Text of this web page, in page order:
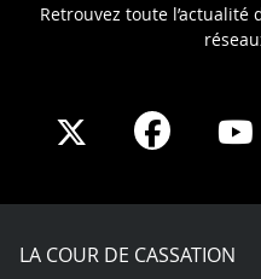
Retrouvez toute l’actualité
Share
X
Share
Facebook
LA COUR DE CASSATION